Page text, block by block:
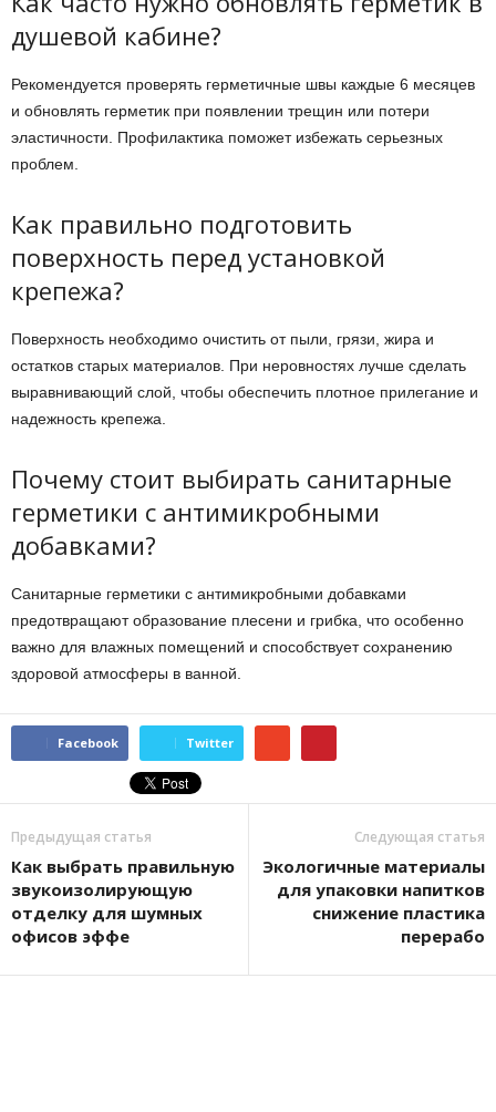
душевой кабине?
Рекомендуется проверять герметичные швы каждые 6 месяцев
и обновлять герметик при появлении трещин или потери
эластичности. Профилактика поможет избежать серьезных
проблем.
Как правильно подготовить
поверхность перед установкой
крепежа?
Поверхность необходимо очистить от пыли, грязи, жира и
остатков старых материалов. При неровностях лучше сделать
выравнивающий слой, чтобы обеспечить плотное прилегание и
надежность крепежа.
Почему стоит выбирать санитарные
герметики с антимикробными
добавками?
Санитарные герметики с антимикробными добавками
предотвращают образование плесени и грибка, что особенно
важно для влажных помещений и способствует сохранению
здоровой атмосферы в ванной.
Facebook Twitter
Предыдущая статья
Как выбрать правильную
звукоизолирующую
отделку для шумных
офисов эффе
Следующая статья
Экологичные материалы
для упаковки напитков
снижение пластика
перерабо